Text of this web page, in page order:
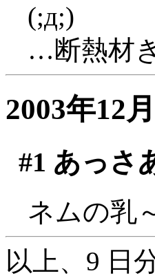
(;д;)
…断熱材
2003年12
#1 あっさ
ネムの乳
以上、9 日